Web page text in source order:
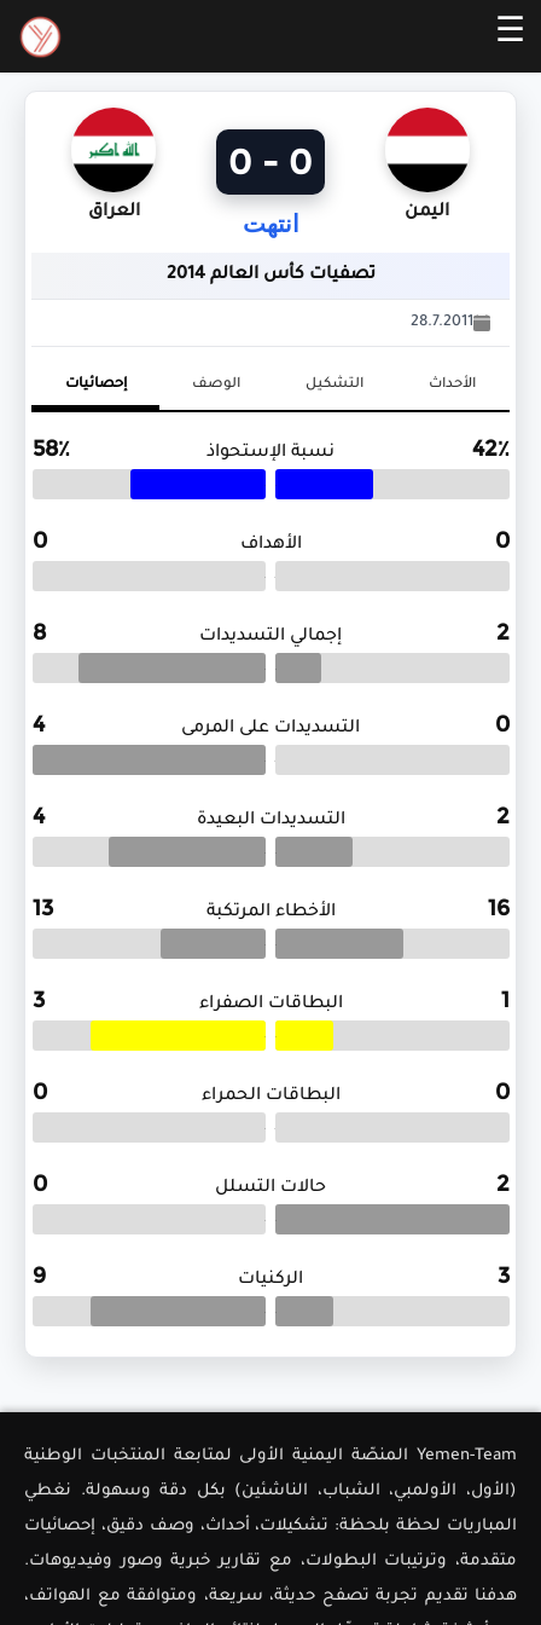
☰
اليمن
0 - 0
انتهت العراق
تصفيات كأس العالم 2014
28.7.2011
الأحداث التشكيل الوصف إحصائيات
42٪ نسبة الإستحواذ 58٪
.
.
0 الأهداف 0
.
.
2 إجمالي التسديدات 8
.
.
0 التسديدات على المرمى 4
.
.
2 التسديدات البعيدة 4
.
.
16 الأخطاء المرتكبة 13
.
.
1 البطاقات الصفراء 3
.
.
0 البطاقات الحمراء 0
.
.
2 حالات التسلل 0
.
.
3 الركنيات 9
.
.
Yemen-Team المنصّة اليمنية الأولى لمتابعة المنتخبات الوطنية
(الأول، الأولمبي، الشباب، الناشئين) بكل دقة وسهولة. نغطي
المباريات لحظة بلحظة: تشكيلات، أحداث، وصف دقيق، إحصائيات
متقدمة، وترتيبات البطولات، مع تقارير خبرية وصور وفيديوهات.
هدفنا تقديم تجربة تصفح حديثة، سريعة، ومتوافقة مع الهواتف،